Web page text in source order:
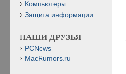
Компьютеры
Защита информации
НАШИ ДРУЗЬЯ
PCNews
MacRumors.ru